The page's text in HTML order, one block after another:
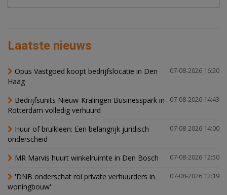
Laatste nieuws
07-08-2026 16:20
Opus Vastgoed koopt bedrijfslocatie in Den
Haag
07-08-2026 14:43
Bedrijfsunits Nieuw-Kralingen Businesspark in
Rotterdam volledig verhuurd
07-08-2026 14:00
Huur of bruikleen: Een belangrijk juridisch
onderscheid
07-08-2026 12:50
MR Marvis huurt winkelruimte in Den Bosch
07-08-2026 12:19
'DNB onderschat rol private verhuurders in
woningbouw'